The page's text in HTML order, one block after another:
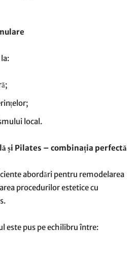
local.
și Pilates – combinația perfectă
abordări pentru remodelarea
procedurilor estetice cu
este pus pe echilibru între: